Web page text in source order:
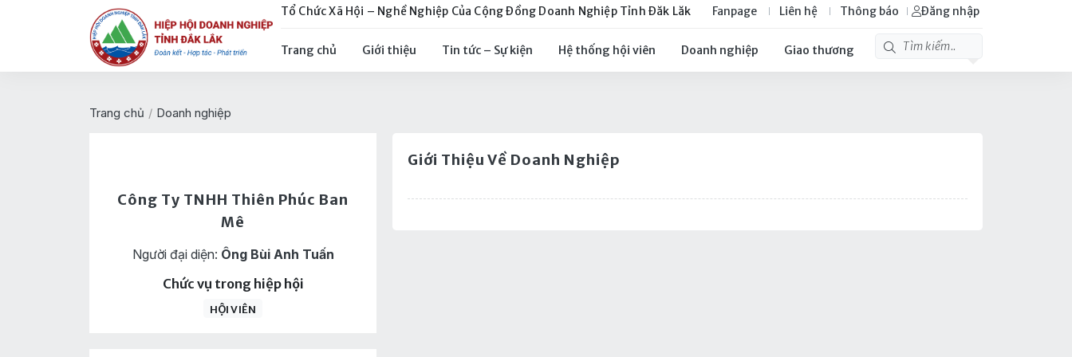
Tổ Chức Xã Hội – Nghề Nghiệp Của Cộng Đồng Doanh Nghiệp Tỉnh Đăk Lăk Fanpage Liên hệ Thông báo Đăng nhập
Trang chủ Giới thiệu Tin tức – Sự kiện Hệ thống hội viên Doanh nghiệp Giao thương
Trang chủ / Doanh nghiệp
Công Ty TNHH Thiên Phúc Ban
Mê
Người đại diện: Ông Bùi Anh Tuấn
Chức vụ trong hiệp hội
HỘI VIÊN
Giới Thiệu Về Doanh Nghiệp